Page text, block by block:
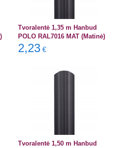
Tvoralentė 1,35 m Hanbud
POLO RAL7016 MAT (Matinė)
2,23 €
Tvoralentė 1,50 m Hanbud